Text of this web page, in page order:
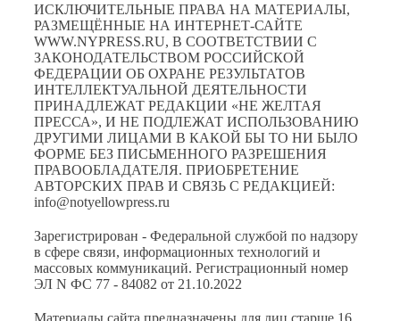
ИСКЛЮЧИТЕЛЬНЫЕ ПРАВА НА МАТЕРИАЛЫ,
РАЗМЕЩЁННЫЕ НА ИНТЕРНЕТ-САЙТЕ
WWW.NYPRESS.RU, В СООТВЕТСТВИИ С
ЗАКОНОДАТЕЛЬСТВОМ РОССИЙСКОЙ
ФЕДЕРАЦИИ ОБ ОХРАНЕ РЕЗУЛЬТАТОВ
ИНТЕЛЛЕКТУАЛЬНОЙ ДЕЯТЕЛЬНОСТИ
ПРИНАДЛЕЖАТ РЕДАКЦИИ «НЕ ЖЕЛТАЯ
ПРЕССА», И НЕ ПОДЛЕЖАТ ИСПОЛЬЗОВАНИЮ
ДРУГИМИ ЛИЦАМИ В КАКОЙ БЫ ТО НИ БЫЛО
ФОРМЕ БЕЗ ПИСЬМЕННОГО РАЗРЕШЕНИЯ
ПРАВООБЛАДАТЕЛЯ. ПРИОБРЕТЕНИЕ
АВТОРСКИХ ПРАВ И СВЯЗЬ С РЕДАКЦИЕЙ:
info@notyellowpress.ru
Зарегистрирован - Федеральной службой по надзору
в сфере связи, информационных технологий и
массовых коммуникаций. Регистрационный номер
ЭЛ N ФС 77 - 84082 от 21.10.2022
Материалы сайта предназначены для лиц старше 16